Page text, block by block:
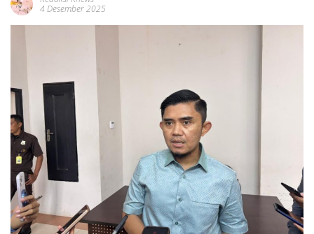
4 Desember 2025